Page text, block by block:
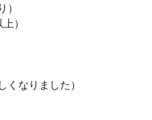
）
なりました）